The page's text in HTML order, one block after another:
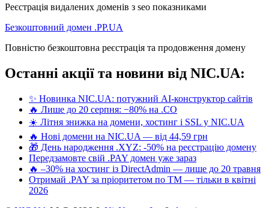
Реєстрація видалених доменів з seo показниками
Безкоштовний домен .PP.UA
Повністю безкоштовна реєстрація та продовження домену
Останні акції та новини від NIC.UA:
✨ Новинка NIC.UA: потужний AI-конструктор сайтів
🔥 Лише до 20 серпня: −80% на .CO
☀️ Літня знижка на домени, хостинг і SSL у NIC.UA
🔥 Нові домени на NIC.UA — від 44,59 грн
🎁 День народження .XYZ: -50% на реєстрацію домену
Передзамовте свій .PAY домен уже зараз
🔥 –30% на хостинг із DirectAdmin — лише до 20 травня
Отримай .PAY за пріоритетом по ТМ — тільки в квітні
2026